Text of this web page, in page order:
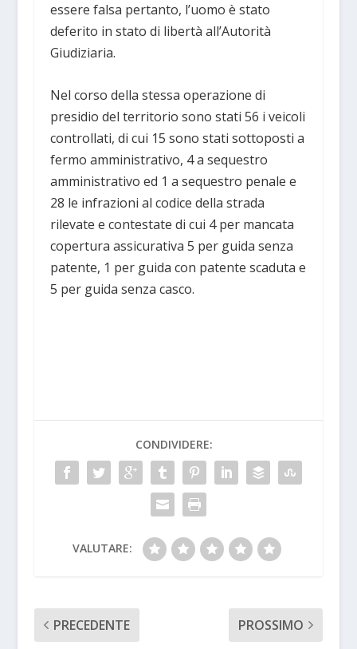
essere falsa pertanto, l’uomo è stato
deferito in stato di libertà all’Autorità
Giudiziaria.
Nel corso della stessa operazione di
presidio del territorio sono stati 56 i veicoli
controllati, di cui 15 sono stati sottoposti a
fermo amministrativo, 4 a sequestro
amministrativo ed 1 a sequestro penale e
28 le infrazioni al codice della strada
rilevate e contestate di cui 4 per mancata
copertura assicurativa 5 per guida senza
patente, 1 per guida con patente scaduta e
5 per guida senza casco.
CONDIVIDERE:
VALUTARE:
PRECEDENTE PROSSIMO